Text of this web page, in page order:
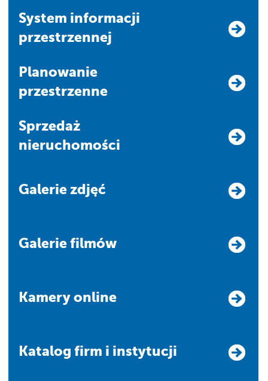
system informacji
przestrzennej
Planowanie
przestrzenne
Sprzedaż
nieruchomości
Galerie zdjęć
Galerie filmów
Kamery online
Katalog firm i instytucji